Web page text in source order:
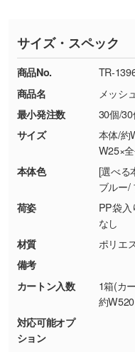
す。→詳しく見る
・コーポレートカ
刷色にこだわりが
DIC・PANTONEな
現物支給による色
・背景がある画像
使いたいです
シンプルな背景の
ター部分の輪郭が
・持っているデー
しの作り方が分か
印刷したいデータ
合、シンプルな色
※詳しくは「商品の
ください。
【返品・交換がで
・お客様の元で商
商品が破損した場
・商品到着後7日
・お客様のご都合
品・色・数量など
TEL：0422-29-
18:00(土日祝日除く)
サイズ・スペック
商品No.
TR-
商品名
メッシ
最小発注数
30個/
サイズ
本体/約
W25×
本体色
[選べる
ブルー/
荷姿
PP袋入
なし
材質
ポリエ
備考
カートン入数
1箱(カ
約
対応可能オプ
ション